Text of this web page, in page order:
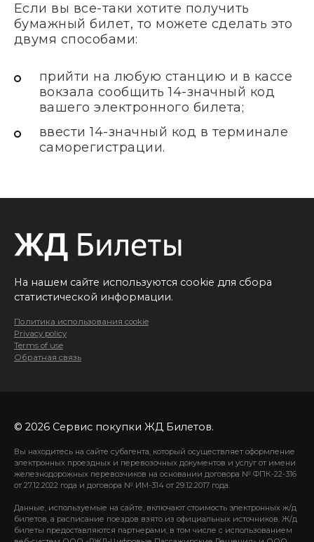
Если вы все-таки хотите получить
бумажный билет, то можете сделать это
двумя способами:
прийти на любую станцию и в кассе
вокзала сообщить 14-значный код
вашего электронного билета;
ввести 14-значный код в терминале
саморегистрации.
На нашем сайте используются cookie для сбора
статистической информации.
Политика использования cookie
Privacy policy
Terms of use
Обратная связь
© 2026 Сервис покупки ЖД Билетов.
Вы находитесь на сайте субагента, который осуществляет оформление
электронных проездных и перевозочных документов и услуг от имени
железнодорожных перевозчиков на основании договора № ФПК-22-316
от 27.12.2022 года и договора № ИМ-314 от 29.12.2017 года.
Данные, используемые на сайте, включают стоимость электронных ж/д
билетов, а расписание поездов взято из официальных источников. Ж/д
билеты предоставляются партнерами, в том числе с использованием